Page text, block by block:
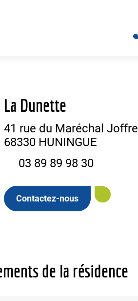
La Dunette
41 rue du Maréchal Joffre
68330 HUNINGUE
03 89 89 98 30
Contactez-nous
de la résidence